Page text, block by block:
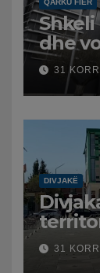
Shkeli
dhe
31
DIVJAKË
31